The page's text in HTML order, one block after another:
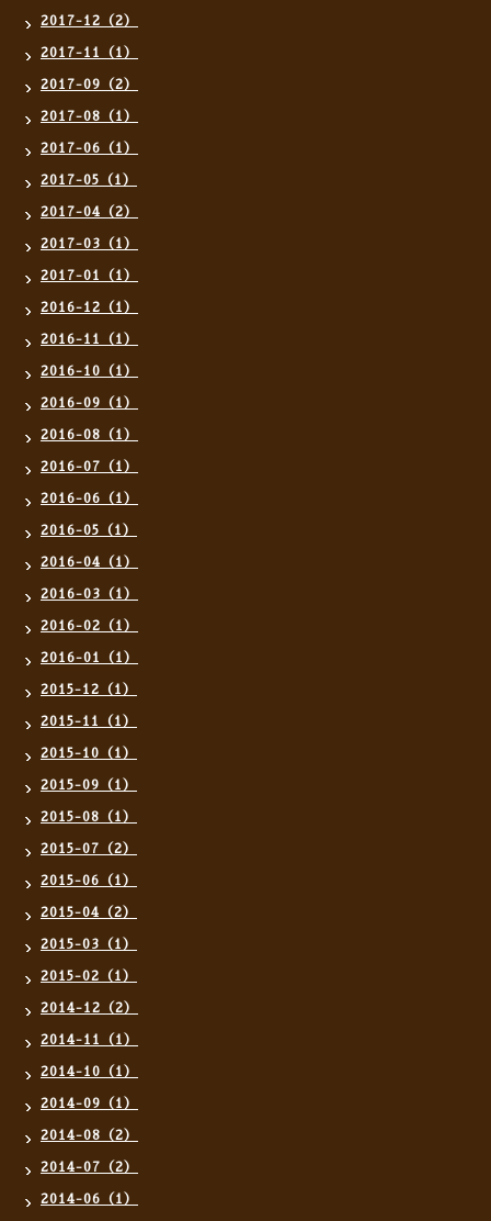
2017-12（2）
2017-11（1）
2017-09（2）
2017-08（1）
2017-06（1）
2017-05（1）
2017-04（2）
2017-03（1）
2017-01（1）
2016-12（1）
2016-11（1）
2016-10（1）
2016-09（1）
2016-08（1）
2016-07（1）
2016-06（1）
2016-05（1）
2016-04（1）
2016-03（1）
2016-02（1）
2016-01（1）
2015-12（1）
2015-11（1）
2015-10（1）
2015-09（1）
2015-08（1）
2015-07（2）
2015-06（1）
2015-04（2）
2015-03（1）
2015-02（1）
2014-12（2）
2014-11（1）
2014-10（1）
2014-09（1）
2014-08（2）
2014-07（2）
2014-06（1）